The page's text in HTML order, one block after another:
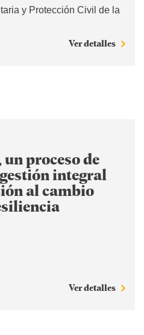
y Protección Civil de la
Ver detalles
proceso de
integral
al cambio
Ver detalles